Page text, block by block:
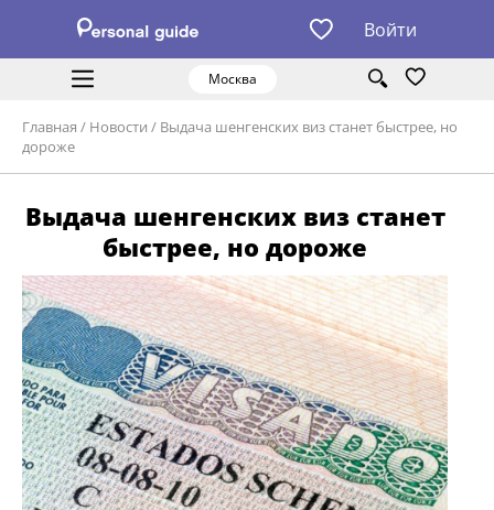
Войти
Москва
Главная / Новости / Выдача шенгенских виз станет быстрее, но
дороже
Выдача шенгенских виз станет
быстрее, но дороже